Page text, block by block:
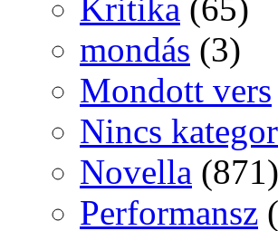
Kritika (65)
mondás (3)
Mondott vers
Nincs
Novella (871)
Performansz